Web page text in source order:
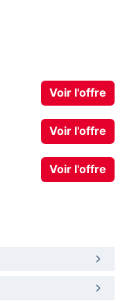
Voir l'offre
Voir l'offre
Voir l'offre